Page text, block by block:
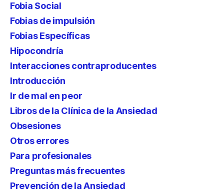
Fobia Social
Fobias de impulsión
Fobias Específicas
Hipocondría
Interacciones contraproducentes
Introducción
Ir de mal en peor
Libros de la Clínica de la Ansiedad
Obsesiones
Otros errores
Para profesionales
Preguntas más frecuentes
Prevención de la Ansiedad